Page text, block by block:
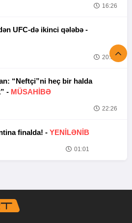
16:26
Tofiq Musayevdən UFC-də ikinci qələbə -
20:52
“Neftçi”ni heç bir halda
- MÜSAHİBƏ
22:26
finalda! - YENİLƏNİB
01:01